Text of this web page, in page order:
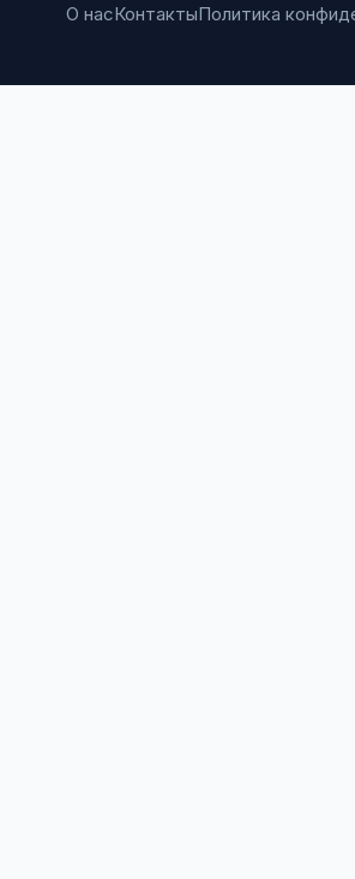
О насКонтактыПолитика